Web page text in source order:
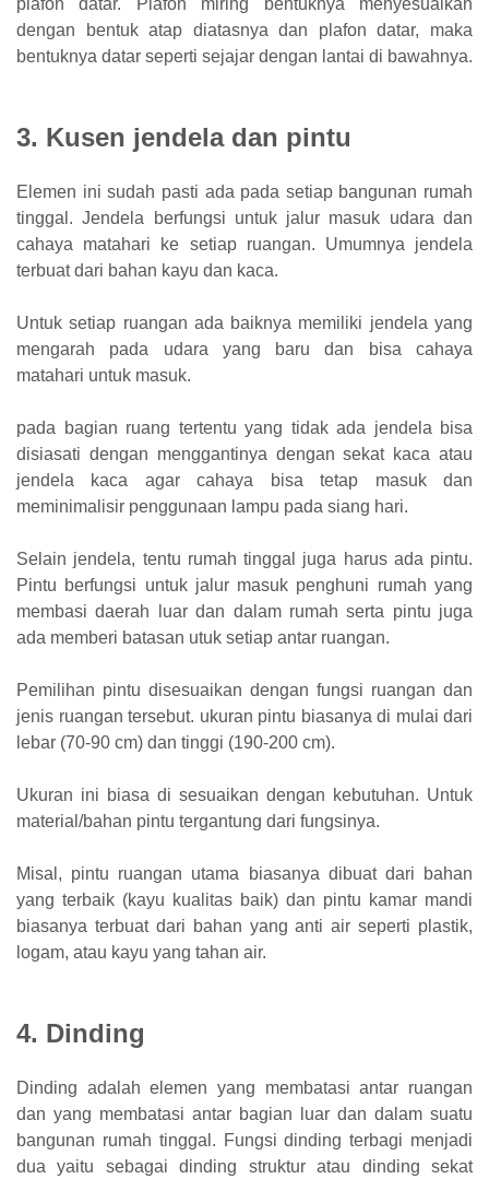
plafon datar. Plafon miring bentuknya menyesuaikan
dengan bentuk atap diatasnya dan plafon datar, maka
bentuknya datar seperti sejajar dengan lantai di bawahnya.
3. Kusen jendela dan pintu
Elemen ini sudah pasti ada pada setiap bangunan rumah
tinggal. Jendela berfungsi untuk jalur masuk udara dan
cahaya matahari ke setiap ruangan. Umumnya jendela
terbuat dari bahan kayu dan kaca.
Untuk setiap ruangan ada baiknya memiliki jendela yang
mengarah pada udara yang baru dan bisa cahaya
matahari untuk masuk.
pada bagian ruang tertentu yang tidak ada jendela bisa
disiasati dengan menggantinya dengan sekat kaca atau
jendela kaca agar cahaya bisa tetap masuk dan
meminimalisir penggunaan lampu pada siang hari.
Selain jendela, tentu rumah tinggal juga harus ada pintu.
Pintu berfungsi untuk jalur masuk penghuni rumah yang
membasi daerah luar dan dalam rumah serta pintu juga
ada memberi batasan utuk setiap antar ruangan.
Pemilihan pintu disesuaikan dengan fungsi ruangan dan
jenis ruangan tersebut. ukuran pintu biasanya di mulai dari
lebar (70-90 cm) dan tinggi (190-200 cm).
Ukuran ini biasa di sesuaikan dengan kebutuhan. Untuk
material/bahan pintu tergantung dari fungsinya.
Misal, pintu ruangan utama biasanya dibuat dari bahan
yang terbaik (kayu kualitas baik) dan pintu kamar mandi
biasanya terbuat dari bahan yang anti air seperti plastik,
logam, atau kayu yang tahan air.
4. Dinding
Dinding adalah elemen yang membatasi antar ruangan
dan yang membatasi antar bagian luar dan dalam suatu
bangunan rumah tinggal. Fungsi dinding terbagi menjadi
dua yaitu sebagai dinding struktur atau dinding sekat